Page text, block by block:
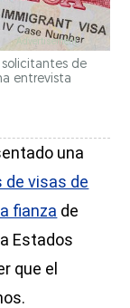
de
entrevista
una
visas de
fianza de
Estados
que el